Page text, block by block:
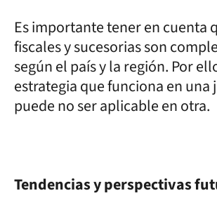
Es importante tener en cuenta
fiscales y sucesorias son
según el país y la región. Por
estrategia que funciona en una
puede no ser aplicable en otra.
Tendencias y perspectivas